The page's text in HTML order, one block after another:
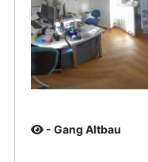
- Gang Altbau